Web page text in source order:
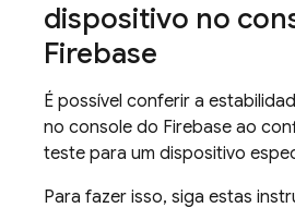
dispositivo no
Firebase
É possível conferir a
no console do Firebase ao
teste para um dispositivo
Para fazer isso, siga estas